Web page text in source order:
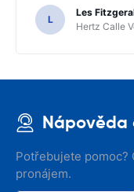
L
Les
Hertz Calle
Nápověda
Potřebujete pomoc?
pronájem.